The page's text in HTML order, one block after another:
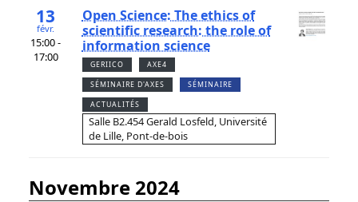
13
févr.
15:00 -
17:00
Open Science: The ethics of
scientific research: the role of
information science
GERIICO AXE4
SÉMINAIRE D'AXES SÉMINAIRE
ACTUALITÉS
Salle B2.454 Gerald Losfeld, Université
de Lille, Pont-de-bois
novembre 2024